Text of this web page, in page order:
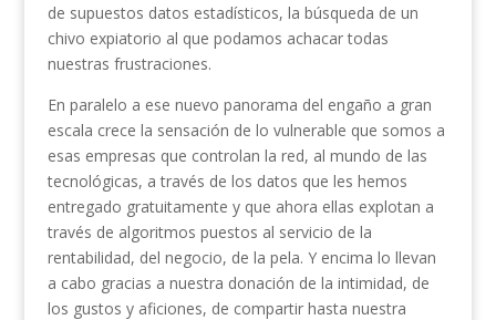
de supuestos datos estadísticos, la búsqueda de un
chivo expiatorio al que podamos achacar todas
nuestras frustraciones.
En paralelo a ese nuevo panorama del engaño a gran
escala crece la sensación de lo vulnerable que somos a
esas empresas que controlan la red, al mundo de las
tecnológicas, a través de los datos que les hemos
entregado gratuitamente y que ahora ellas explotan a
través de algoritmos puestos al servicio de la
rentabilidad, del negocio, de la pela. Y encima lo llevan
a cabo gracias a nuestra donación de la intimidad, de
los gustos y aficiones, de compartir hasta nuestra